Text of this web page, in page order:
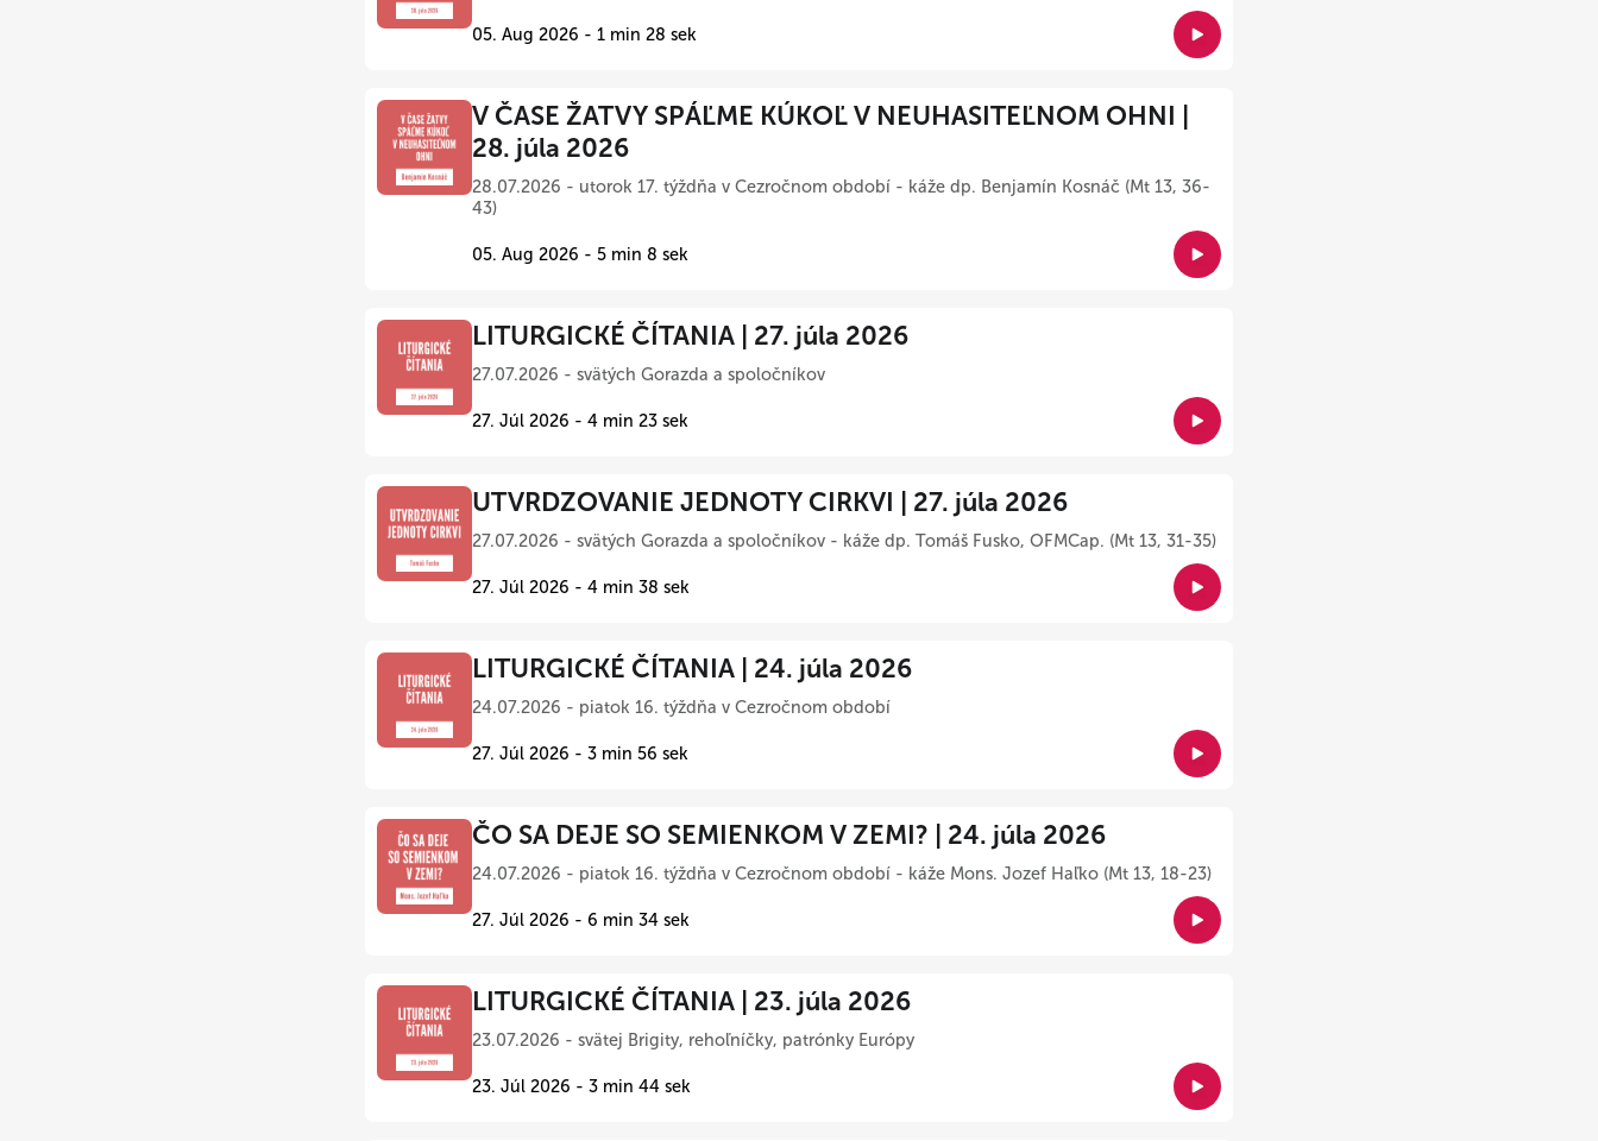
05. Aug 2026 - 1 min 28 sek
V ČASE ŽATVY SPÁĽME KÚKOĽ V NEUHASITEĽNOM OHNI |
28. júla 2026
28.07.2026 - utorok 17. týždňa v Cezročnom období - káže dp. Benjamín Kosnáč (Mt 13, 36-
43)
05. Aug 2026 - 5 min 8 sek
LITURGICKÉ ČÍTANIA | 27. júla 2026
27.07.2026 - svätých Gorazda a spoločníkov
27. Júl 2026 - 4 min 23 sek
UTVRDZOVANIE JEDNOTY CIRKVI | 27. júla 2026
27.07.2026 - svätých Gorazda a spoločníkov - káže dp. Tomáš Fusko, OFMCap. (Mt 13, 31-35)
27. Júl 2026 - 4 min 38 sek
LITURGICKÉ ČÍTANIA | 24. júla 2026
24.07.2026 - piatok 16. týždňa v Cezročnom období
27. Júl 2026 - 3 min 56 sek
ČO SA DEJE SO SEMIENKOM V ZEMI? | 24. júla 2026
24.07.2026 - piatok 16. týždňa v Cezročnom období - káže Mons. Jozef Haľko (Mt 13, 18-23)
27. Júl 2026 - 6 min 34 sek
LITURGICKÉ ČÍTANIA | 23. júla 2026
23.07.2026 - svätej Brigity, rehoľníčky, patrónky Európy
23. Júl 2026 - 3 min 44 sek